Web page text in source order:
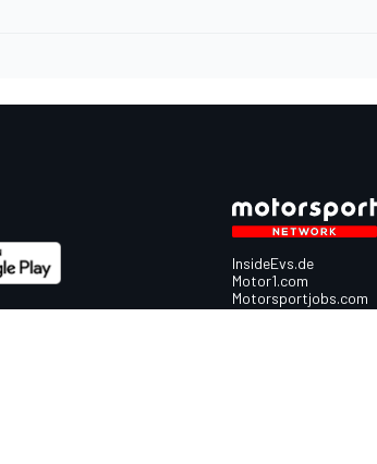
InsideEvs.de
Motor1.com
Motorsportjobs.com
Autosport.com